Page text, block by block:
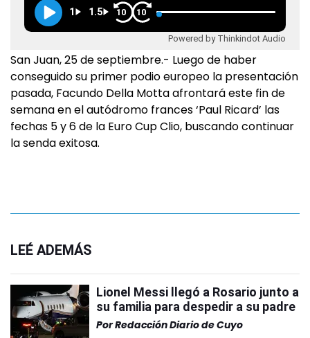
1 1.5 10 10
Powered by Thinkindot Audio
San Juan, 25 de septiembre.- Luego de haber
conseguido su primer podio europeo la presentación
pasada, Facundo Della Motta afrontará este fin de
semana en el autódromo frances ‘Paul Ricard’ las
fechas 5 y 6 de la Euro Cup Clio, buscando continuar
la senda exitosa.
LEÉ ADEMÁS
Lionel Messi llegó a Rosario junto a
su familia para despedir a su padre
PorRedacción Diario de Cuyo